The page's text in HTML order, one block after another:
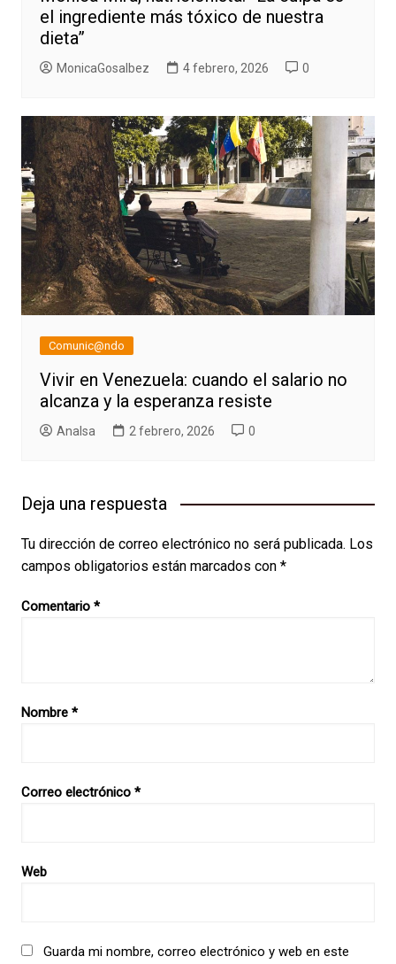
el ingrediente más tóxico de nuestra
dieta”
MonicaGosalbez 4 febrero, 2026 0
Comunic@ndo
Vivir en Venezuela: cuando el salario no
alcanza y la esperanza resiste
AnaIsa 2 febrero, 2026 0
Deja una respuesta
Tu dirección de correo electrónico no será publicada. Los
campos obligatorios están marcados con *
Comentario *
Nombre *
Correo electrónico *
Web
Guarda mi nombre, correo electrónico y web en este